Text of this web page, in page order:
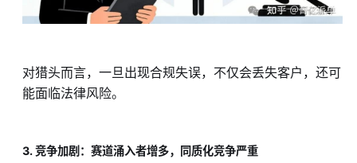
对猎头而言，一旦出现合规失误，不仅会丢失客户，还可
能面临法律风险。
3. 竞争加剧：赛道涌入者增多，同质化竞争严重